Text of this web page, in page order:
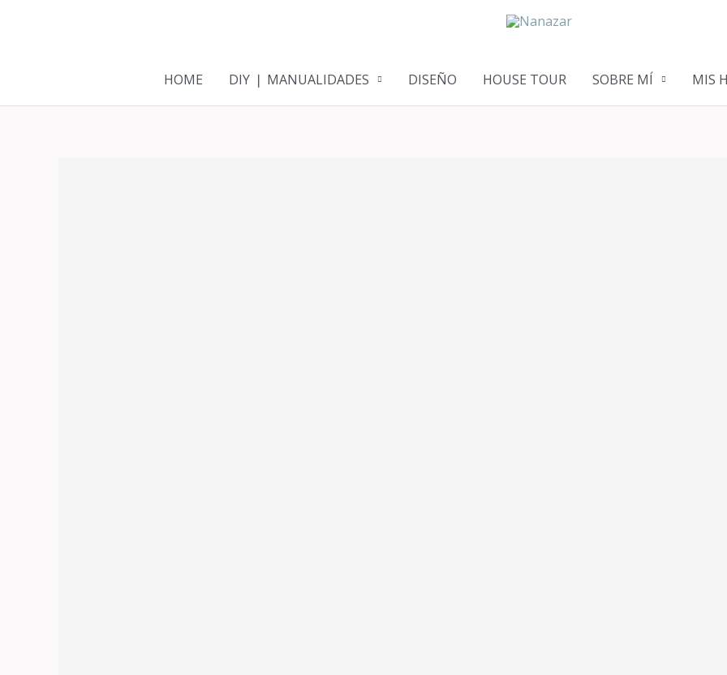
HOME
DIY ❘ MANUALIDADES DISEÑO HOUSE TOUR SOBRE MÍ MIS